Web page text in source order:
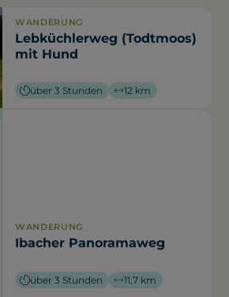
WANDERUNG
Lebküchlerweg (Todtmoos)
mit Hund
über 3 Stunden 12 km
WANDERUNG
Ibacher Panoramaweg
über 3 Stunden 11,7 km